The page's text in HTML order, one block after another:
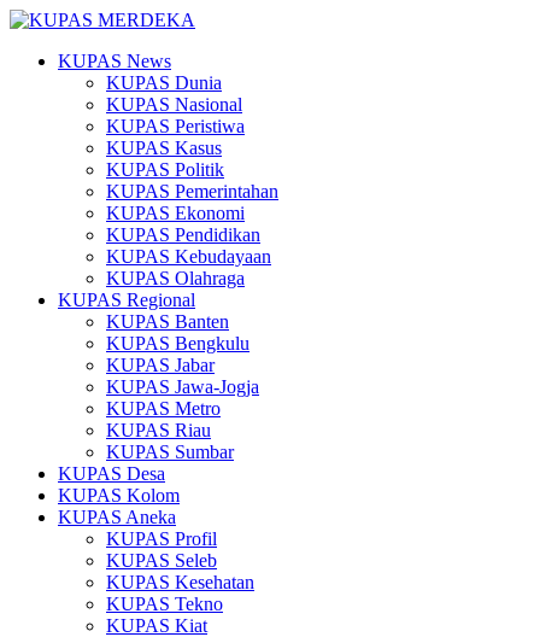
KUPAS News
KUPAS Dunia
KUPAS Nasional
KUPAS Peristiwa
KUPAS Kasus
KUPAS Politik
KUPAS Pemerintahan
KUPAS Ekonomi
KUPAS Pendidikan
KUPAS Kebudayaan
KUPAS Olahraga
KUPAS Regional
KUPAS Banten
KUPAS Bengkulu
KUPAS Jabar
KUPAS Jawa-Jogja
KUPAS Metro
KUPAS Riau
KUPAS Sumbar
KUPAS Desa
KUPAS Kolom
KUPAS Aneka
KUPAS Profil
KUPAS Seleb
KUPAS Kesehatan
KUPAS Tekno
KUPAS Kiat